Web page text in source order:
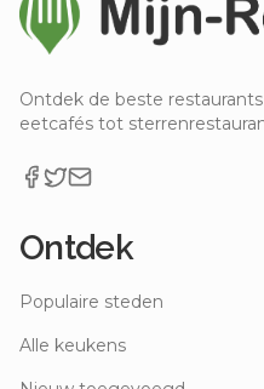
Ontdek de beste
eetcafés tot
Ontdek
Populaire steden
Alle keukens